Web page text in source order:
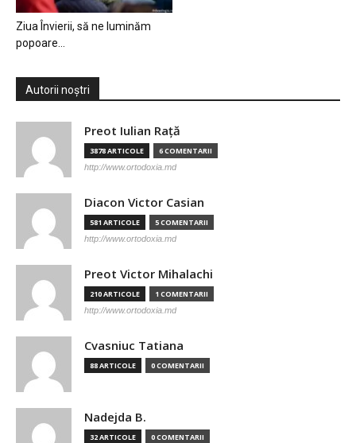
Ziua Învierii, să ne luminăm
popoare…
Autorii noștri
Preot Iulian Raţă
3878 ARTICOLE 6 COMENTARII
http://www.ortodoxia.md
Diacon Victor Casian
581 ARTICOLE 5 COMENTARII
http://www.ortodoxia.md
Preot Victor Mihalachi
210 ARTICOLE 1 COMENTARII
http://www.ortodoxia.md
Cvasniuc Tatiana
88 ARTICOLE 0 COMENTARII
Nadejda B.
32 ARTICOLE 0 COMENTARII